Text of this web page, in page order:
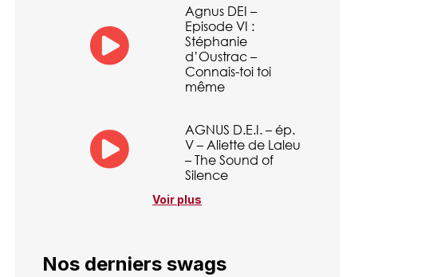
Agnus DEI –
Episode VI :
Stéphanie
d’Oustrac –
Connais-toi toi
même
AGNUS D.E.I. – ép.
V – Aliette de Laleu
– The Sound of
Silence
Voir plus
Nos derniers swags